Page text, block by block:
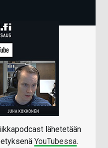
lähetetään
YouTubessa.